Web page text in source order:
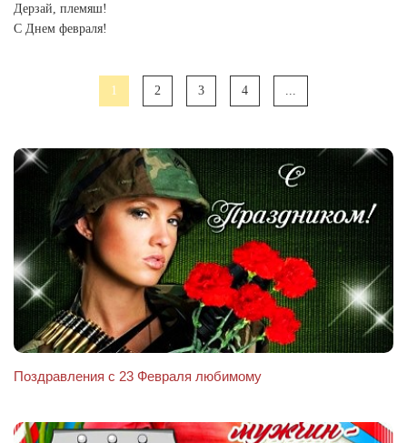
Дерзай, племяш!
С Днем февраля!
1 2 3 4
Поздравления с 23 Февраля любимому